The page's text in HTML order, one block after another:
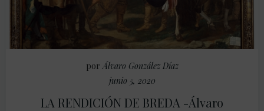
por Álvaro González Díaz
junio 5, 2020
LA RENDICIÓN DE BREDA -Álvaro